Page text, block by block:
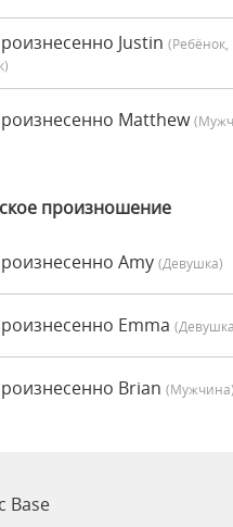
Justin (Ребёнок,
Matthew
произношение
Amy (девушка)
Emma
Brian (мужчина)
Base